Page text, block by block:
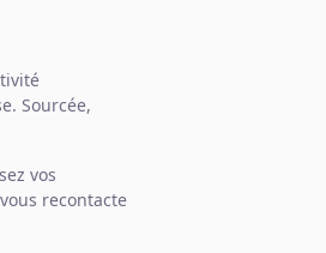
Sourcée,
vos
recontacte